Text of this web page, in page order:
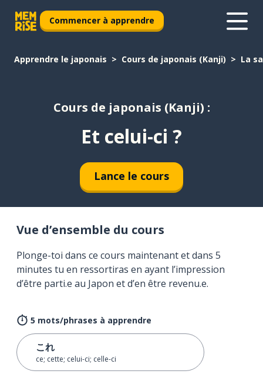
Commencer à apprendre
Apprendre le japonais Cours de japonais (Kanji) La
Cours de japonais (Kanji) :
Et celui-ci ?
Lance le cours
Vue d’ensemble du cours
Plonge-toi dans ce cours maintenant et dans 5
minutes tu en ressortiras en ayant l’impression
d’être parti.e au Japon et d’en être revenu.e.
5 mots/phrases à apprendre
これ
ce; cette; celui-ci; celle-ci